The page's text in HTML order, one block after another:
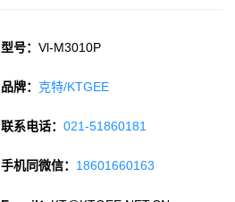
型号：Vl-M3010P
品牌： 克特/KTGEE
联系电话：021-51860181
手机同微信： 18601660163